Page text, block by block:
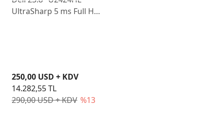
UltraSharp 5 ms Full HD
290,00 USD + KDV %13
250,00 USD + KDV
14.282,55 TL